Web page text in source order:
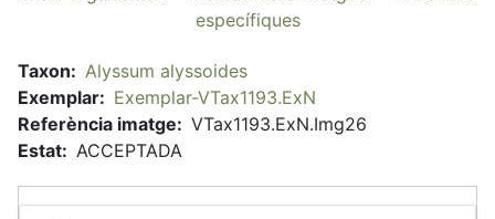
específiques
Taxon
Alyssum alyssoides
Exemplar
Exemplar-VTax1193.ExN
Referència imatge
VTax1193.ExN.Img26
Estat
ACCEPTADA